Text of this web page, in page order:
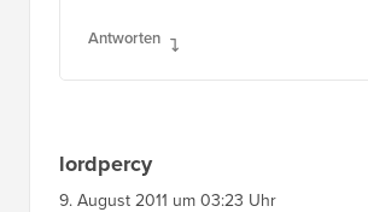
Antworten
lordpercy
9. August 2011 um 03:23 Uhr